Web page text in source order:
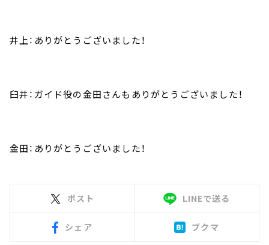
井上：ありがとうございました！
臼井：ガイド役の金田さんもありがとうございました！
金田：ありがとうございました！
ポスト LINEで送る
シェア ブクマ